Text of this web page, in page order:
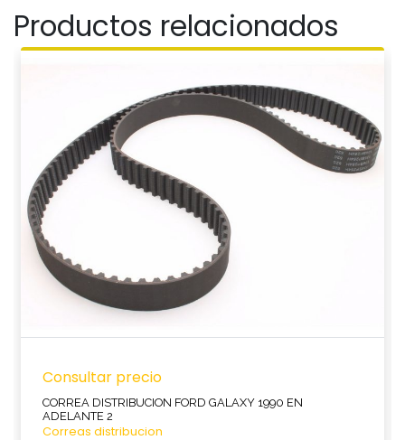
Productos relacionados
Consultar precio
CORREA DISTRIBUCION FORD GALAXY 1990 EN
ADELANTE 2
Correas distribucion